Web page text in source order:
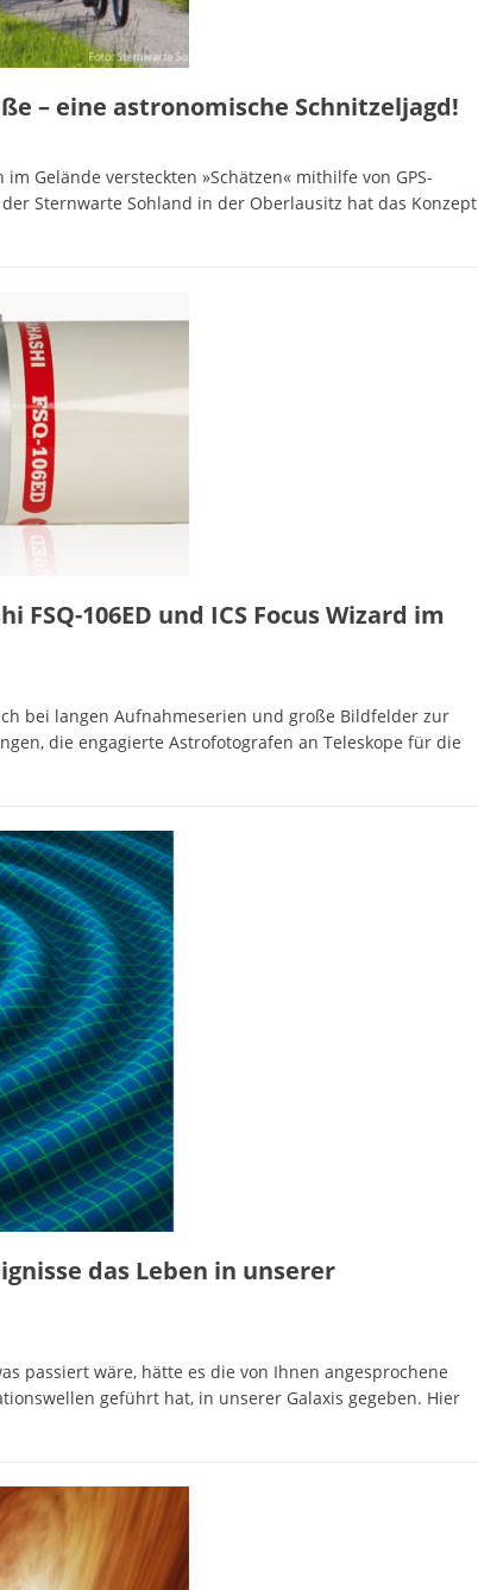
– eine astronomische Schnitzeljagd!
Gelände versteckten »Schätzen« mithilfe von GPS-
Sternwarte Sohland in der Oberlausitz hat das Konzept
106ED und ICS Focus Wizard im
bei langen Aufnahmeserien und große Bildfelder zur
die engagierte Astrofotografen an Teleskope für die
das Leben in unserer
passiert wäre, hätte es die von Ihnen angesprochene
geführt hat, in unserer Galaxis gegeben. Hier